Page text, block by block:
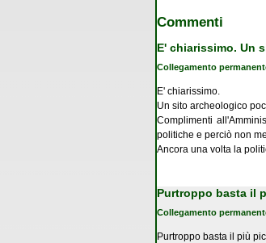
Commenti
E' chiarissimo. Un
Collegamento
E' chiarissimo.
Un sito archeologico
Complimenti
politiche e perciò non
Ancora una volta la
Purtroppo basta il
Collegamento
Purtroppo basta il più